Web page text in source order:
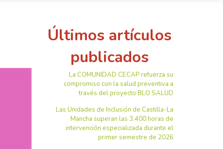
Últimos artículos
publicados
La COMUNIDAD CECAP refuerza su
compromiso con la salud preventiva a
través del proyecto BLO SALUD
Las Unidades de Inclusión de Castilla-La
Mancha superan las 3.400 horas de
intervención especializada durante el
primer semestre de 2026